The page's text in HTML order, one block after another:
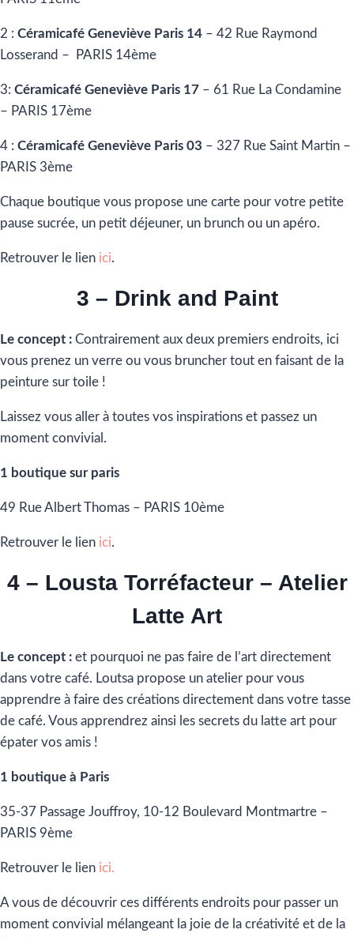
2 : Céramicafé Geneviève Paris 14 – 42 Rue Raymond
Losserand – PARIS 14ème
3: Céramicafé Geneviève Paris 17 – 61 Rue La Condamine
– PARIS 17ème
4 : Céramicafé Geneviève Paris 03 – 327 Rue Saint Martin –
PARIS 3ème
Chaque boutique vous propose une carte pour votre petite
pause sucrée, un petit déjeuner, un brunch ou un apéro.
Retrouver le lien ici.
3 – Drink and Paint
Le concept : Contrairement aux deux premiers endroits, ici
vous prenez un verre ou vous bruncher tout en faisant de la
peinture sur toile !
Laissez vous aller à toutes vos inspirations et passez un
moment convivial.
1 boutique sur paris
49 Rue Albert Thomas – PARIS 10ème
Retrouver le lien ici.
4 – Lousta Torréfacteur – Atelier
Latte Art
Le concept : et pourquoi ne pas faire de l’art directement
dans votre café. Loutsa propose un atelier pour vous
apprendre à faire des créations directement dans votre tasse
de café. Vous apprendrez ainsi les secrets du latte art pour
épater vos amis !
1 boutique à Paris
35-37 Passage Jouffroy, 10-12 Boulevard Montmartre –
PARIS 9ème
Retrouver le lien ici.
A vous de découvrir ces différents endroits pour passer un
moment convivial mélangeant la joie de la créativité et de la